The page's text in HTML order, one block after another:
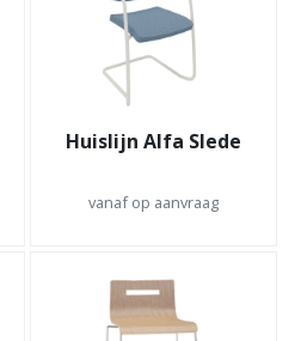
Huislijn Alfa Slede
vanaf op aanvraag